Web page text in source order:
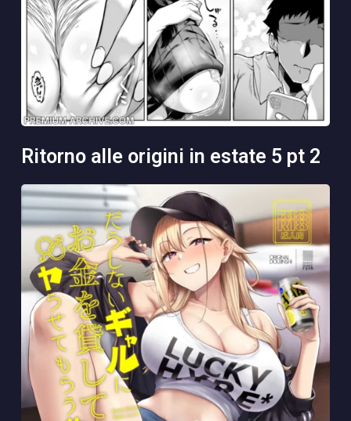
ritorno alle origini in estate 5 pt 2